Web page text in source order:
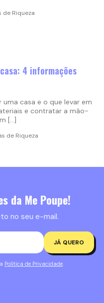
de Riqueza
4 informações
casa e o que levar em
e contratar a mão-
[…]
de Riqueza
da Me Poupe!
no seu e-mail.
JÁ QUERO
Política de Privacidade.